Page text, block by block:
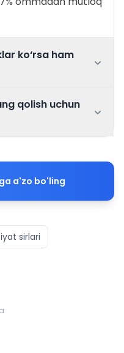
ko‘rsa ham
qolish uchun
a'zo bo'ling
sirlari